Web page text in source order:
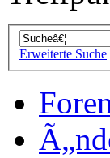
Erweiterte Suche